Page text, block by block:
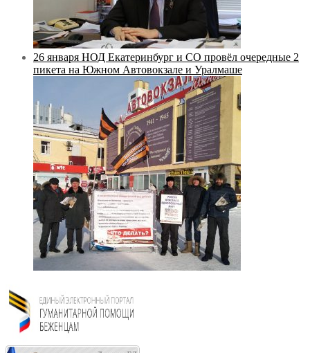
26 января НОД Екатеринбург и СО провёл очередные 2
пикета на Южном Автовокзале и Уралмаше